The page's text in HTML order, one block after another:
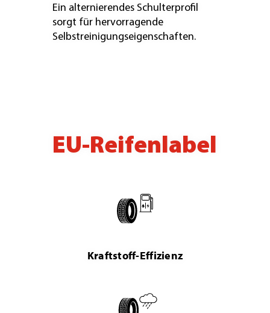
Ein alternierendes Schulterprofil
sorgt für hervorragende
Selbstreinigungseigenschaften.
EU-Reifenlabel
Kraftstoff-Effizienz